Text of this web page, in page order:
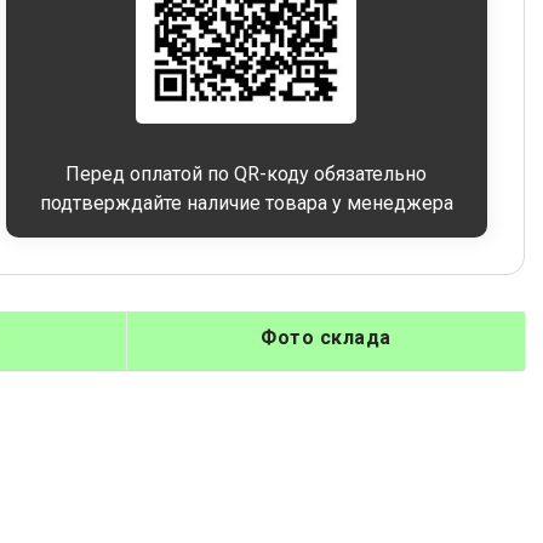
Перед оплатой по QR-коду обязательно
подтверждайте наличие товара у менеджера
Фото склада